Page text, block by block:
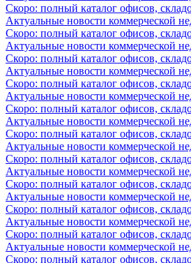
Скоро: полный каталог офисов,
Актуальные новости коммерческой
Скоро: полный каталог офисов,
Актуальные новости коммерческой
Скоро: полный каталог офисов,
Актуальные новости коммерческой
Скоро: полный каталог офисов,
Актуальные новости коммерческой
Скоро: полный каталог офисов,
Актуальные новости коммерческой
Скоро: полный каталог офисов,
Актуальные новости коммерческой
Скоро: полный каталог офисов,
Актуальные новости коммерческой
Скоро: полный каталог офисов,
Актуальные новости коммерческой
Скоро: полный каталог офисов,
Актуальные новости коммерческой
Скоро: полный каталог офисов,
Актуальные новости коммерческой
Скоро: полный каталог офисов,